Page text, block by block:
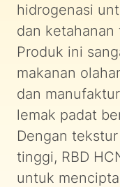
hidrogenasi
dan ketahanan
Produk ini
makanan
dan
lemak padat
Dengan
tinggi, RBD
untuk